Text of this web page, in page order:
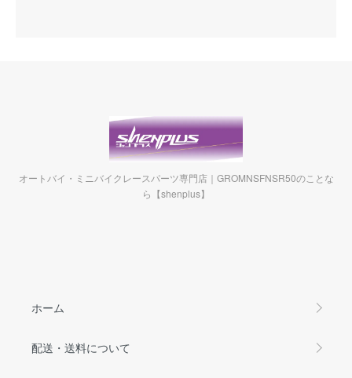
オートバイ・ミニバイクレースパーツ専門店｜GROMNSFNSR50のことな
ら【shenplus】
ホーム
配送・送料について